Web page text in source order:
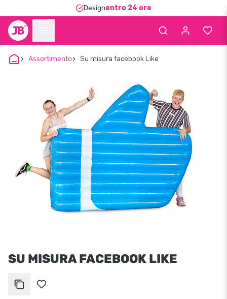
Designentro 24 ore
Assortimento Su misura facebook Like
SU MISURA FACEBOOK LIKE